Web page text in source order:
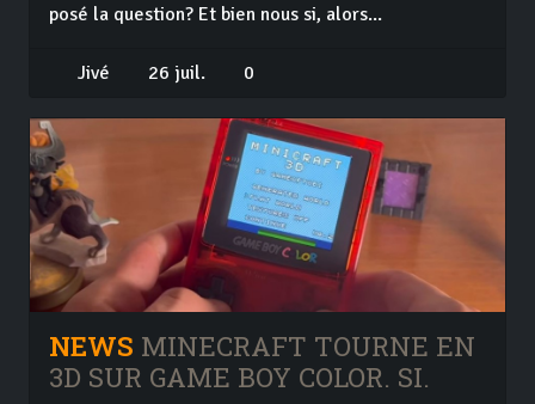
posé la question? Et bien nous si, alors...
Jivé 26 juil. 0
NEWS MINECRAFT TOURNE EN
3D SUR GAME BOY COLOR. SI.